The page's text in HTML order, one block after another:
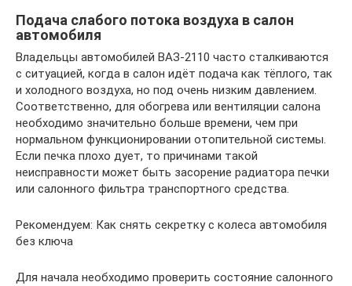
Подача слабого потока воздуха в салон
автомобиля
Владельцы автомобилей ВАЗ-2110 часто сталкиваются
с ситуацией, когда в салон идёт подача как тёплого, так
и холодного воздуха, но под очень низким давлением.
Соответственно, для обогрева или вентиляции салона
необходимо значительно больше времени, чем при
нормальном функционировании отопительной системы.
Если печка плохо дует, то причинами такой
неисправности может быть засорение радиатора печки
или салонного фильтра транспортного средства.
Рекомендуем: Как снять секретку с колеса автомобиля
без ключа
Для начала необходимо проверить состояние салонного